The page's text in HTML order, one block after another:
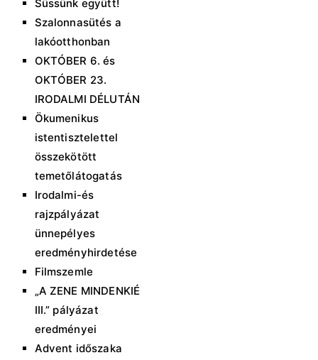
Süssünk együtt!
Szalonnasütés a
lakóotthonban
OKTÓBER 6. és
OKTÓBER 23.
IRODALMI DÉLUTÁN
Ökumenikus
istentisztelettel
összekötött
temetőlátogatás
Irodalmi-és
rajzpályázat
ünnepélyes
eredményhirdetése
Filmszemle
„A ZENE MINDENKIÉ
III.” pályázat
eredményei
Advent időszaka